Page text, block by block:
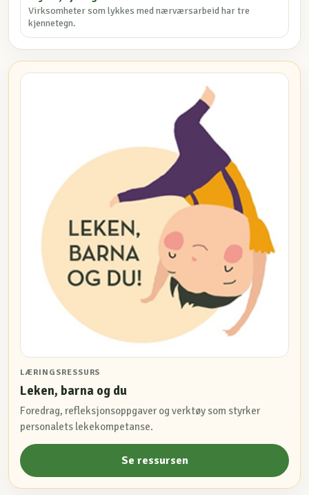
Virksomheter som lykkes med nærværsarbeid har tre
kjennetegn.
LÆRINGSRESSURS
Leken, barna og du
Foredrag, refleksjonsoppgaver og verktøy som styrker
personalets lekekompetanse.
Se ressursen